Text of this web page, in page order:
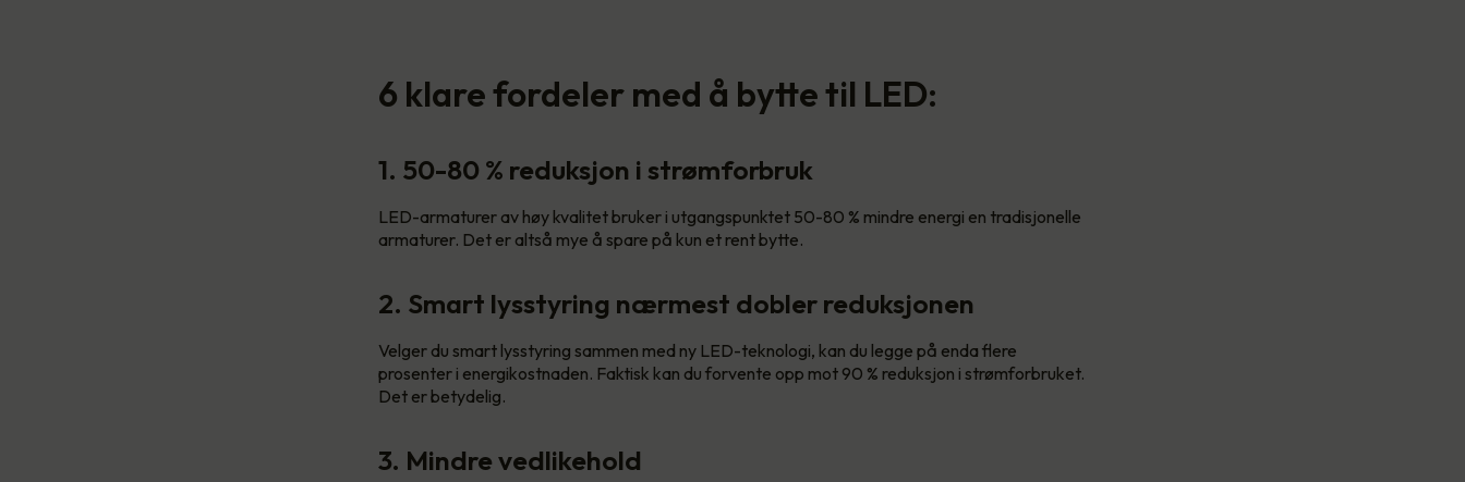
6 klare fordeler med å bytte til LED:
1. 50-80 % reduksjon i strømforbruk
LED-armaturer av høy kvalitet bruker i utgangspunktet 50-80 % mindre energi en tradisjonelle
armaturer. Det er altså mye å spare på kun et rent bytte.
2. Smart lysstyring nærmest dobler reduksjonen
Velger du smart lysstyring sammen med ny LED-teknologi, kan du legge på enda flere
prosenter i energikostnaden. Faktisk kan du forvente opp mot 90 % reduksjon i strømforbruket.
Det er betydelig.
3. Mindre vedlikehold